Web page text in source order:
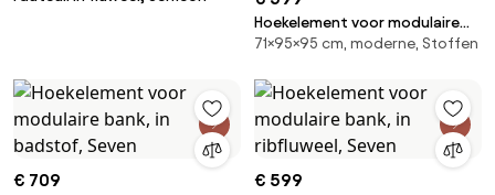
Hoekelement voor modulaire
bank, in fluweel met structuur,
71×95×95 cm, moderne, Stoffen
€ 709 € 599